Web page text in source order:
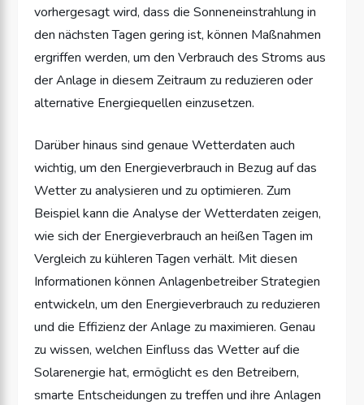
vorhergesagt wird, dass die Sonneneinstrahlung in
den nächsten Tagen gering ist, können Maßnahmen
ergriffen werden, um den Verbrauch des Stroms aus
der Anlage in diesem Zeitraum zu reduzieren oder
alternative Energiequellen einzusetzen.
Darüber hinaus sind genaue Wetterdaten auch
wichtig, um den Energieverbrauch in Bezug auf das
Wetter zu analysieren und zu optimieren. Zum
Beispiel kann die Analyse der Wetterdaten zeigen,
wie sich der Energieverbrauch an heißen Tagen im
Vergleich zu kühleren Tagen verhält. Mit diesen
Informationen können Anlagenbetreiber Strategien
entwickeln, um den Energieverbrauch zu reduzieren
und die Effizienz der Anlage zu maximieren. Genau
zu wissen, welchen Einfluss das Wetter auf die
Solarenergie hat, ermöglicht es den Betreibern,
smarte Entscheidungen zu treffen und ihre Anlagen